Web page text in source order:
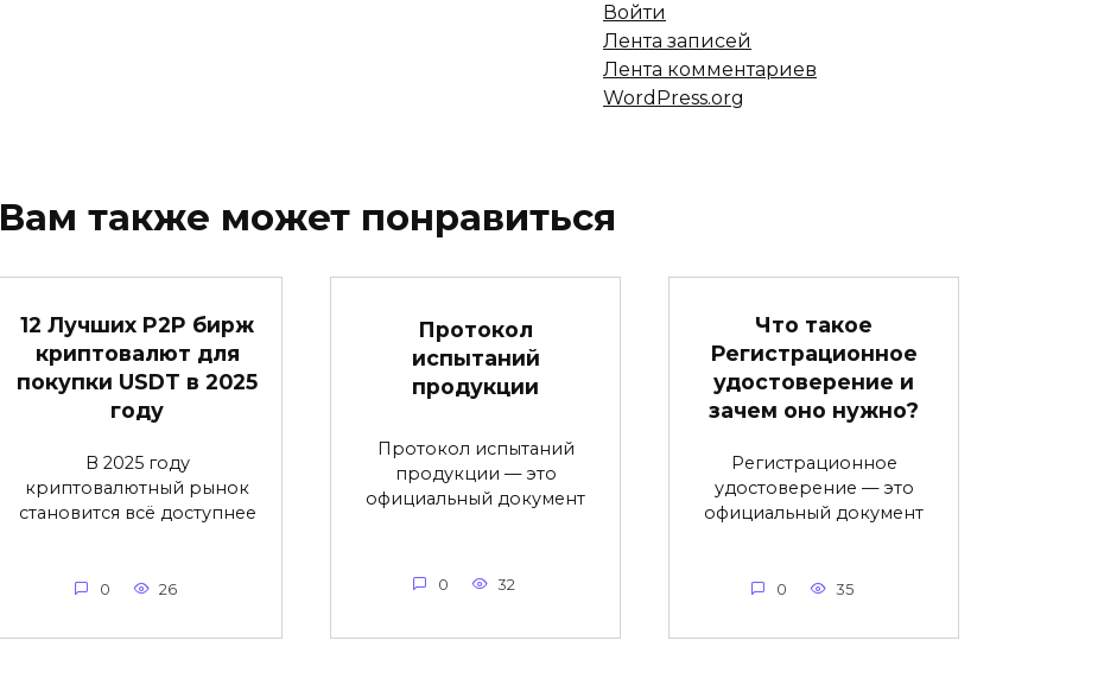
Войти
Лента записей
Лента комментариев
WordPress.org
Вам также может понравиться
12 Лучших P2P бирж
криптовалют для
покупки USDT в 2025
году
В 2025 году
криптовалютный рынок
становится всё доступнее
0 26
Протокол
испытаний
продукции
Протокол испытаний
продукции — это
официальный документ
0 32
Что такое
Регистрационное
удостоверение и
зачем оно нужно?
Регистрационное
удостоверение — это
официальный документ
0 35